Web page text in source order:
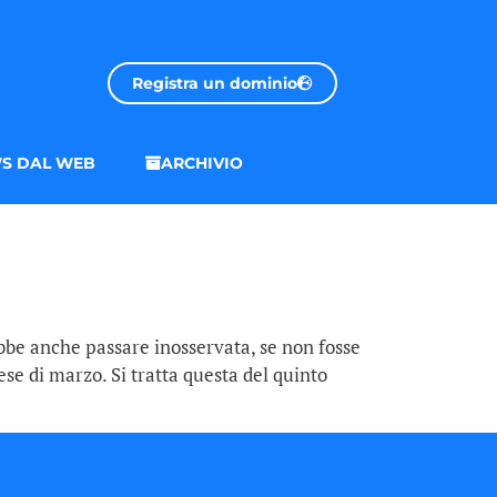
Registra un dominio
DAL WEB ARCHIVIO
anche passare inosservata, se non fosse
di marzo. Si tratta questa del quinto